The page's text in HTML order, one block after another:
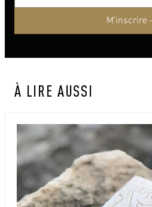
M'inscrire
À LIRE AUSSI